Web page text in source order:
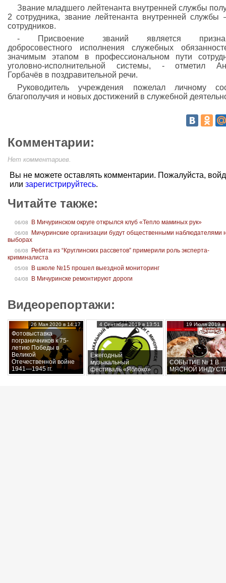
Звание младшего лейтенанта внутренней службы
2 сотрудника, звание лейтенанта внутренней
сотрудников.
- Присвоение званий является
добросовестного исполнения служебных
значимым этапом в профессиональном пути
уголовно‑исполнительной системы, - отметил
Горбачёв в поздравительной речи.
Руководитель учреждения пожелал личному
благополучия и новых достижений в служебной
Комментарии:
Нет комментариев.
Вы не можете оставлять комментарии. Пожалуйста,
или зарегистрируйтесь.
Читайте также:
06/08 В Мичуринском округе открылся клуб «Тепло маминых рук»
06/08
Мичуринские организации будут общественными наблюдателями
выборах
06/08
Ребята из “Круглинских рассветов” примерили роль эксперта-
криминалиста
05/08 В школе №15 прошел выездной мониторинг
04/08 В Мичуринске ремонтируют дороги
Видеорепортажи:
Фотовыставка
пограничников к 75-
летию Победы в
Великой
Отечественной войне
1941—1945 гг.
26 Мая 2020 в 14:17
Ежегодный
музыкальный
фестиваль «Яблоко»
4 Сентября 2019 в 13:51
СОБЫТИЕ № 1 В
МЯСНОЙ
19 Июля 2019 в